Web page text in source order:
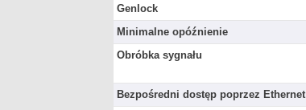
Genlock
Minimalne opóźnienie
Obróbka sygnału
Bezpośredni dostęp poprzez Ethernet